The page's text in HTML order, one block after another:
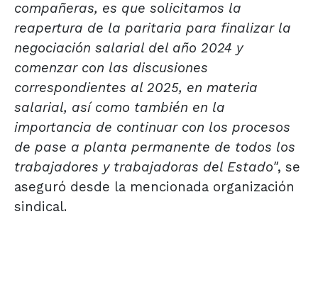
compañeras, es que solicitamos la
reapertura de la paritaria para finalizar la
negociación salarial del año 2024 y
comenzar con las discusiones
correspondientes al 2025, en materia
salarial, así como también en la
importancia de continuar con los procesos
de pase a planta permanente de todos los
trabajadores y trabajadoras del Estado", se
aseguró desde la mencionada organización
sindical.